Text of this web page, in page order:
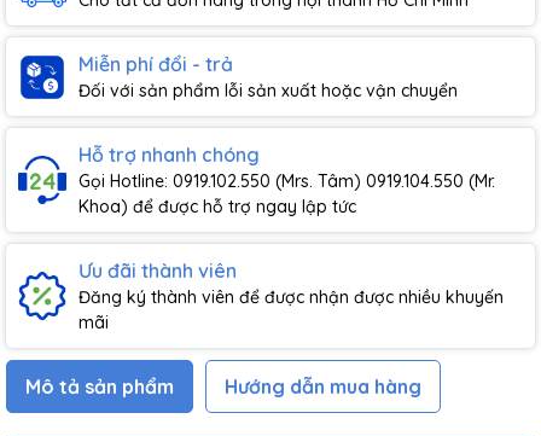
Miễn phí đổi - trả
Đối với sản phẩm lỗi sản xuất hoặc vận chuyển
Hỗ trợ nhanh chóng
Gọi Hotline: 0919.102.550 (Mrs. Tâm) 0919.104.550 (Mr.
Khoa) để được hỗ trợ ngay lập tức
Ưu đãi thành viên
Đăng ký thành viên để được nhận được nhiều khuyến
mãi
Mô tả sản phẩm Hướng dẫn mua hàng